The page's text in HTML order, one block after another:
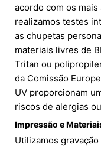
acordo com os
realizamos testes
as chupetas
materiais livres de
Tritan ou
da Comissão
UV proporcionam
riscos de alergias
Impressão e
Utilizamos